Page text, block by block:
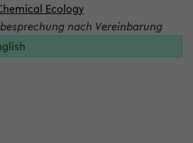
Ecology
nach Vereinbarung